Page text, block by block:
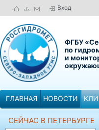
Вход
ФГБУ
по
и
ГЛАВНАЯ НОВОСТИ
СЕЙЧАС В ПЕТЕРБУРГЕ